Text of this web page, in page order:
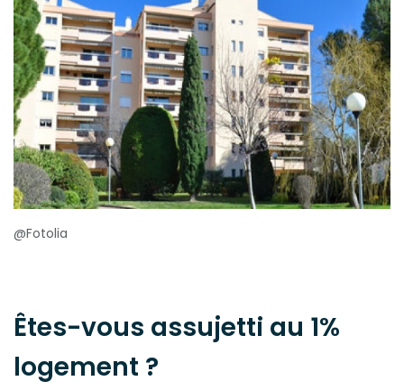
@Fotolia
Êtes-vous assujetti au 1%
logement ?